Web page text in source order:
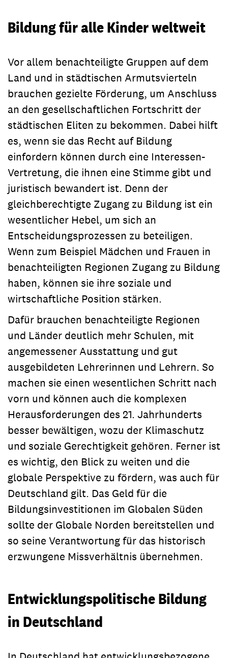
Bildung für alle Kinder weltweit
Vor allem benachteiligte Gruppen auf dem
Land und in städtischen Armutsvierteln
brauchen gezielte Förderung, um Anschluss
an den gesellschaftlichen Fortschritt der
städtischen Eliten zu bekommen. Dabei hilft
es, wenn sie das Recht auf Bildung
einfordern können durch eine Interessen-
Vertretung, die ihnen eine Stimme gibt und
juristisch bewandert ist. Denn der
gleichberechtigte Zugang zu Bildung ist ein
wesentlicher Hebel, um sich an
Entscheidungsprozessen zu beteiligen.
Wenn zum Beispiel Mädchen und Frauen in
benachteiligten Regionen Zugang zu Bildung
haben, können sie ihre soziale und
wirtschaftliche Position stärken.
Dafür brauchen benachteiligte Regionen
und Länder deutlich mehr Schulen, mit
angemessener Ausstattung und gut
ausgebildeten Lehrerinnen und Lehrern. So
machen sie einen wesentlichen Schritt nach
vorn und können auch die komplexen
Herausforderungen des 21. Jahrhunderts
besser bewältigen, wozu der Klimaschutz
und soziale Gerechtigkeit gehören. Ferner ist
es wichtig, den Blick zu weiten und die
globale Perspektive zu fördern, was auch für
Deutschland gilt. Das Geld für die
Bildungsinvestitionen im Globalen Süden
sollte der Globale Norden bereitstellen und
so seine Verantwortung für das historisch
erzwungene Missverhältnis übernehmen.
Entwicklungspolitische Bildung
in Deutschland